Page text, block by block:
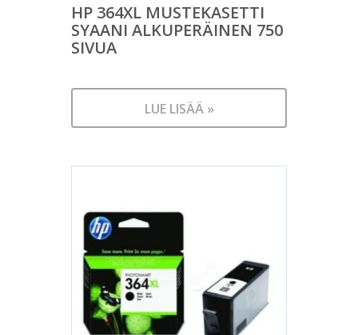
HP 364XL MUSTEKASETTI
SYAANI ALKUPERÄINEN 750
SIVUA
LUE LISÄÄ »